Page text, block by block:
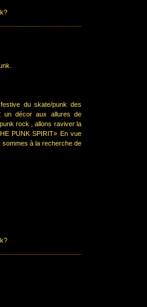
du skate/punk des
un décor aux allures de
rock , allons raviver la
PUNK SPIRIT» En vue
sommes à la recherche de